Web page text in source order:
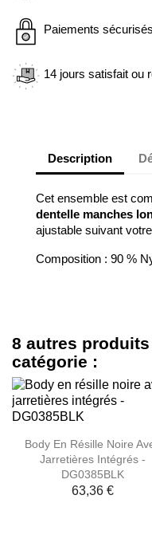
Paiements
14 jours satisfait ou
Description
Cet ensemble est
dentelle manches
ajustable suivant
Composition : 90 %
8 autres
catégorie :
Body En Résille Noire
Jarretières Intégrés -
DG0385BLK
63,36 €